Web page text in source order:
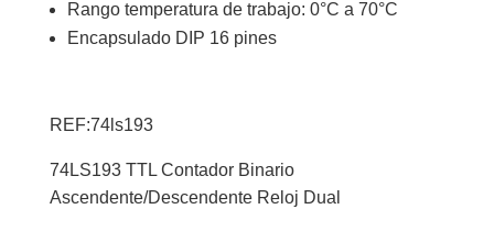
Rango temperatura de trabajo: 0°C a 70°C
Encapsulado DIP 16 pines
REF:74ls193
74LS193 TTL Contador Binario
Ascendente/Descendente Reloj Dual